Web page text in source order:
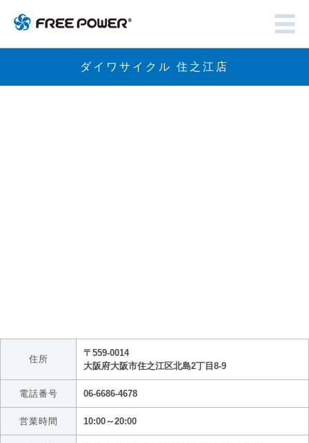
ダイワサイクル 住之江店
住所
〒559-0014
大阪府大阪市住之江区北島2丁目8-9
電話番号 06-6686-4678
営業時間 10:00～20:00